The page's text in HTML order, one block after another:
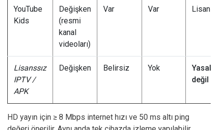
YouTube
Kids
Değişken
(resmi
kanal
videoları)
Var Var Lisanslı
Lisanssız
IPTV /
APK
Değişken Belirsiz Yok
Yasal
değil
HD yayın için ≥ 8 Mbps internet hızı ve 50 ms altı ping